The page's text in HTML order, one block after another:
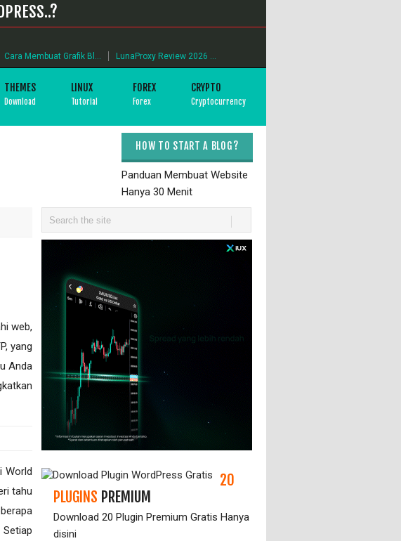
Cara Membuat Grafik Bl... LunaProxy Review 2026 ...
THEMES
Download
LINUX
Tutorial
FOREX
Forex
CRYPTO
Cryptocurrency
HOW TO START A BLOG?
Panduan Membuat Website
Hanya 30 Menit
web,
yang
Anda
World
tahu
20
PLUGINS PREMIUM
Download 20 Plugin Premium Gratis Hanya
disini